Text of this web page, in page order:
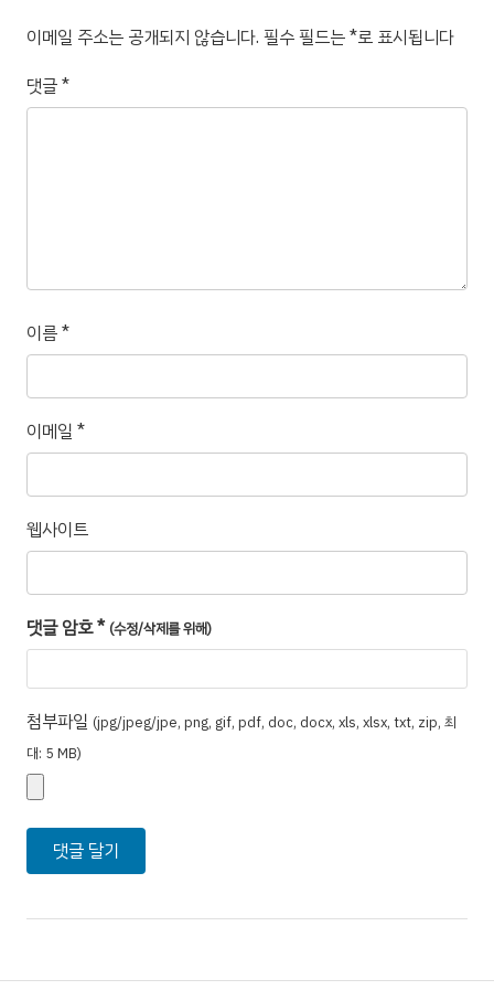
이메일 주소는 공개되지 않습니다. 필수 필드는*로 표시됩니다
댓글*
이름*
이메일 *
웹사이트
댓글 암호* (수정/삭제를 위해)
첨부파일 (jpg/jpeg/jpe, png, gif, pdf, doc, docx, xls, xlsx, txt, zip, 최
대: 5 MB)